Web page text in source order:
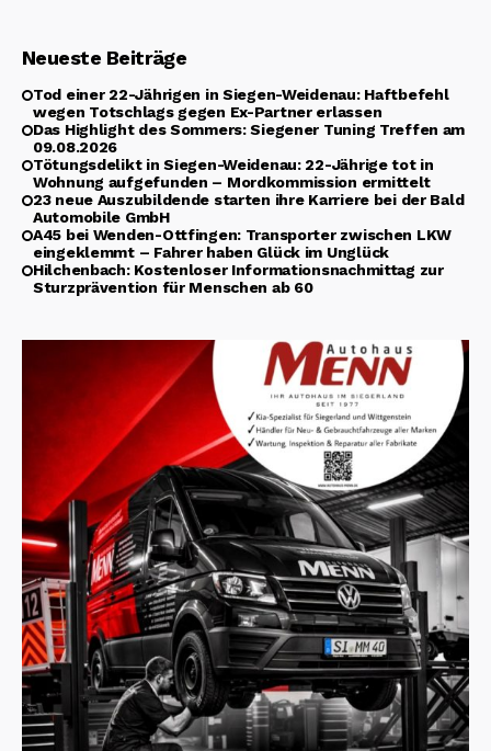
Neueste Beiträge
Tod einer 22-Jährigen in Siegen-Weidenau: Haftbefehl
wegen Totschlags gegen Ex-Partner erlassen
Das Highlight des Sommers: Siegener Tuning Treffen am
09.08.2026
Tötungsdelikt in Siegen-Weidenau: 22-Jährige tot in
Wohnung aufgefunden – Mordkommission ermittelt
23 neue Auszubildende starten ihre Karriere bei der Bald
Automobile GmbH
A45 bei Wenden-Ottfingen: Transporter zwischen LKW
eingeklemmt – Fahrer haben Glück im Unglück
Hilchenbach: Kostenloser Informationsnachmittag zur
Sturzprävention für Menschen ab 60